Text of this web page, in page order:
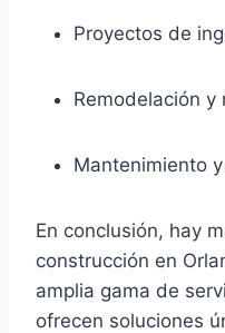
Proyectos de
Remodelación y
Mantenimiento
En conclusión, hay
construcción en
amplia gama de
ofrecen soluciones